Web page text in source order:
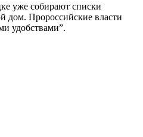
уже собирают списки
дом. Пророссийские власти
удобствами”.